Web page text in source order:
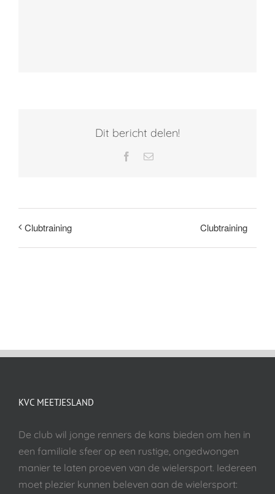
Dit bericht delen!
Facebook
E-
Clubtraining Clubtraining
KVC MEETJESLAND
De club wil jonge renners de kans bieden om hen in
een familiale sfeer op een rustige, ongedwongen
manier te laten proeven van de wielersport. Iedereen
moet plezier kunnen beleven aan de wielersport: